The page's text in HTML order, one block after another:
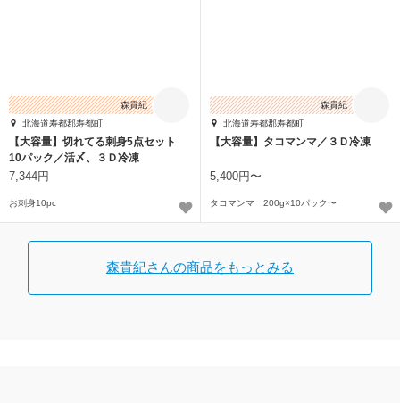
森貴紀
北海道寿都郡寿都町
【大容量】切れてる刺身5点セット
10パック／活〆、３Ｄ冷凍
7,344円
お刺身10pc
森貴紀
北海道寿都郡寿都町
【大容量】タコマンマ／３Ｄ冷凍
5,400円〜
タコマンマ 200g×10パック〜
森貴紀さんの商品をもっとみる